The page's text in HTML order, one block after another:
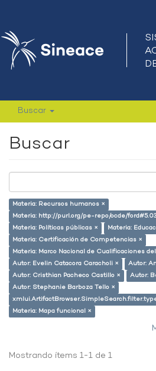
Buscar
Buscar
Materia: Recursos humanos ×
Materia: http://purl.org/pe-repo/ocde/
Materia: Políticas públicas ×
Materia:
Materia: Certificación de Competencias ×
Materia: Marco Nacional de Cualificaciones
Autor: Evelin Catacora Caracholi ×
Autor:
Autor: Cristhian Pacheco Castillo ×
Autor:
Autor: Stephanie Barboza Tello ×
Materia: Mapa funcional ×
Mostrando ítems 1-1 de 1